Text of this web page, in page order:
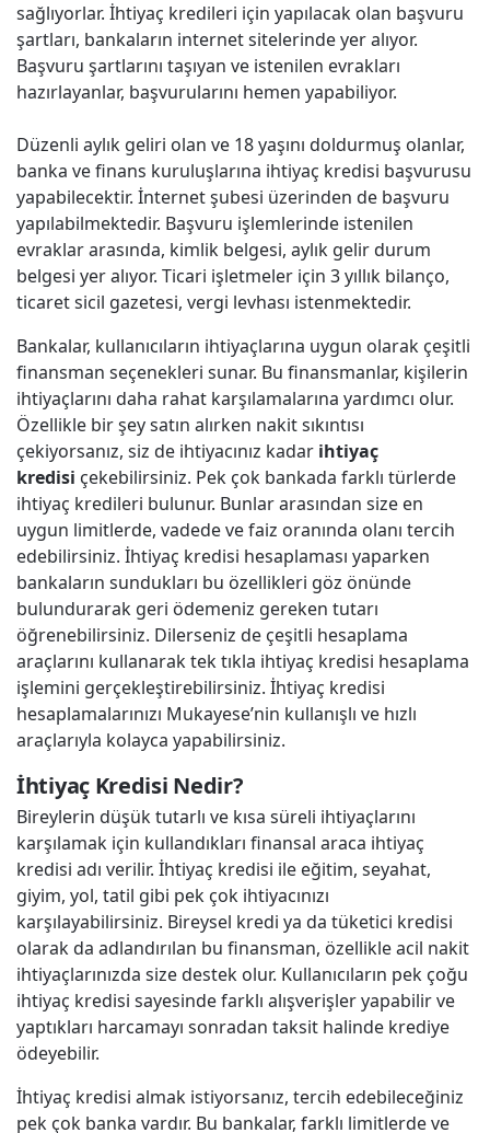
sağlıyorlar. İhtiyaç kredileri için yapılacak olan başvuru
şartları, bankaların internet sitelerinde yer alıyor.
Başvuru şartlarını taşıyan ve istenilen evrakları
hazırlayanlar, başvurularını hemen yapabiliyor.
Düzenli aylık geliri olan ve 18 yaşını doldurmuş olanlar,
banka ve finans kuruluşlarına ihtiyaç kredisi başvurusu
yapabilecektir. İnternet şubesi üzerinden de başvuru
yapılabilmektedir. Başvuru işlemlerinde istenilen
evraklar arasında, kimlik belgesi, aylık gelir durum
belgesi yer alıyor. Ticari işletmeler için 3 yıllık bilanço,
ticaret sicil gazetesi, vergi levhası istenmektedir.
Bankalar, kullanıcıların ihtiyaçlarına uygun olarak çeşitli
finansman seçenekleri sunar. Bu finansmanlar, kişilerin
ihtiyaçlarını daha rahat karşılamalarına yardımcı olur.
Özellikle bir şey satın alırken nakit sıkıntısı
çekiyorsanız, siz de ihtiyacınız kadar ihtiyaç
kredisi çekebilirsiniz. Pek çok bankada farklı türlerde
ihtiyaç kredileri bulunur. Bunlar arasından size en
uygun limitlerde, vadede ve faiz oranında olanı tercih
edebilirsiniz. İhtiyaç kredisi hesaplaması yaparken
bankaların sundukları bu özellikleri göz önünde
bulundurarak geri ödemeniz gereken tutarı
öğrenebilirsiniz. Dilerseniz de çeşitli hesaplama
araçlarını kullanarak tek tıkla ihtiyaç kredisi hesaplama
işlemini gerçekleştirebilirsiniz. İhtiyaç kredisi
hesaplamalarınızı Mukayese’nin kullanışlı ve hızlı
araçlarıyla kolayca yapabilirsiniz.
İhtiyaç Kredisi Nedir?
Bireylerin düşük tutarlı ve kısa süreli ihtiyaçlarını
karşılamak için kullandıkları finansal araca ihtiyaç
kredisi adı verilir. İhtiyaç kredisi ile eğitim, seyahat,
giyim, yol, tatil gibi pek çok ihtiyacınızı
karşılayabilirsiniz. Bireysel kredi ya da tüketici kredisi
olarak da adlandırılan bu finansman, özellikle acil nakit
ihtiyaçlarınızda size destek olur. Kullanıcıların pek çoğu
ihtiyaç kredisi sayesinde farklı alışverişler yapabilir ve
yaptıkları harcamayı sonradan taksit halinde krediye
ödeyebilir.
İhtiyaç kredisi almak istiyorsanız, tercih edebileceğiniz
pek çok banka vardır. Bu bankalar, farklı limitlerde ve